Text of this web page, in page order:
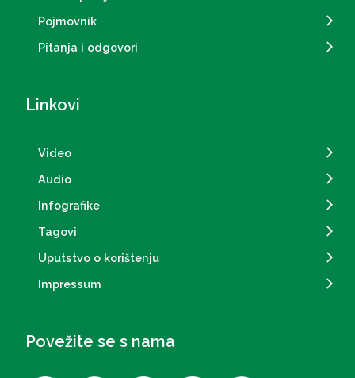
Pojmovnik
Pitanja i odgovori
Linkovi
Video
Audio
Infografike
Tagovi
Uputstvo o korištenju
Impressum
Povežite se s nama